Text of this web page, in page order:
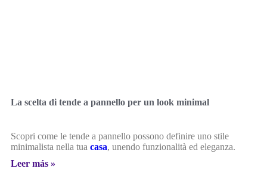
La scelta di tende a pannello per un look minimal
Scopri come le tende a pannello possono definire uno stile
minimalista nella tua casa, unendo funzionalità ed eleganza.
Leer más »